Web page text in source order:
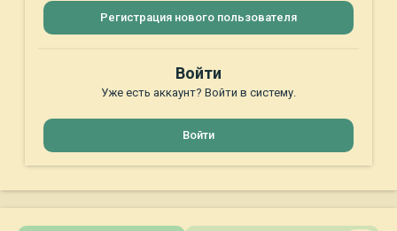
Регистрация нового пользователя
Войти
Уже есть аккаунт? Войти в систему.
Войти